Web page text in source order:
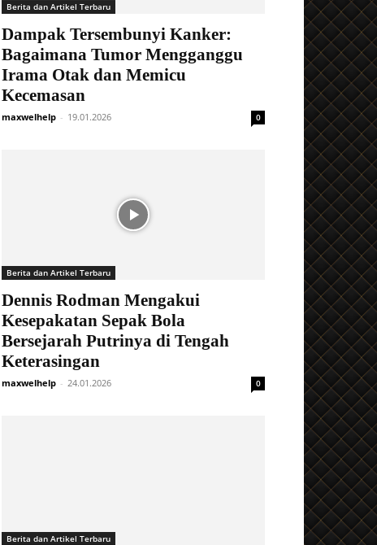
Berita dan Artikel Terbaru
Dampak Tersembunyi Kanker:
Bagaimana Tumor Mengganggu
Irama Otak dan Memicu
Kecemasan
maxwelhelp - 19.01.2026 0
Berita dan Artikel Terbaru
Dennis Rodman Mengakui
Kesepakatan Sepak Bola
Bersejarah Putrinya di Tengah
Keterasingan
maxwelhelp - 24.01.2026 0
Berita dan Artikel Terbaru